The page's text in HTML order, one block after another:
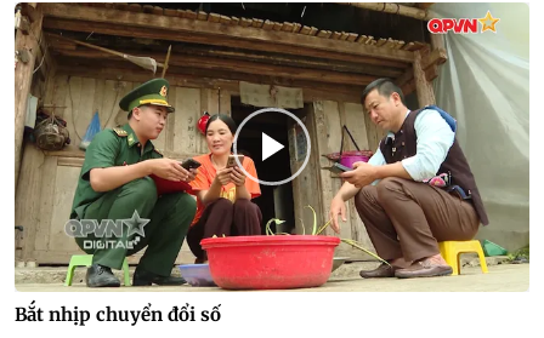
Bắt nhịp chuyển đổi số